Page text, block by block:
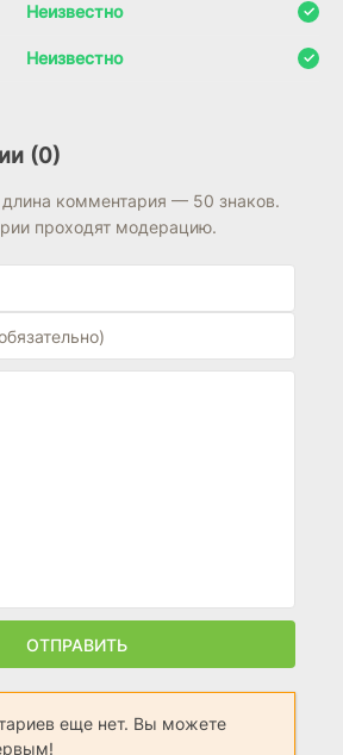
Неизвестно
Неизвестно
(0)
комментария — 50 знаков.
проходят модерацию.
ОТПРАВИТЬ
еще нет. Вы можете